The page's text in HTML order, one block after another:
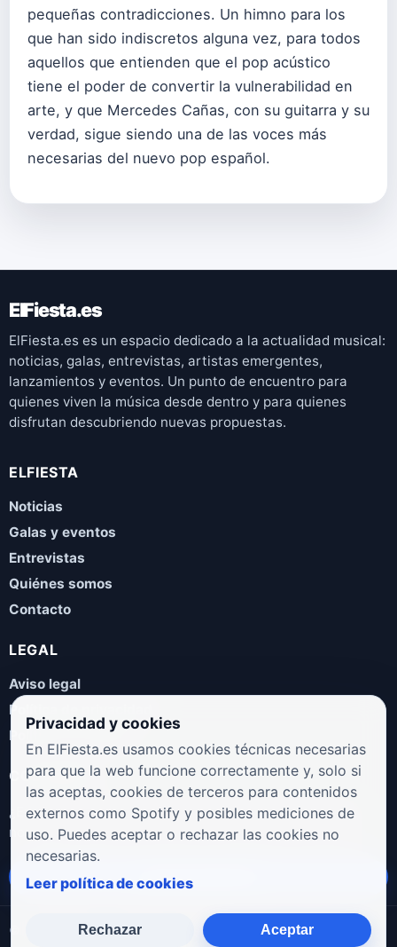
pequeñas contradicciones. Un himno para los
que han sido indiscretos alguna vez, para todos
aquellos que entienden que el pop acústico
tiene el poder de convertir la vulnerabilidad en
arte, y que Mercedes Cañas, con su guitarra y su
verdad, sigue siendo una de las voces más
necesarias del nuevo pop español.
ElFiesta.es
ElFiesta.es es un espacio dedicado a la actualidad musical:
noticias, galas, entrevistas, artistas emergentes,
lanzamientos y eventos. Un punto de encuentro para
quienes viven la música desde dentro y para quienes
disfrutan descubriendo nuevas propuestas.
ELFIESTA
Noticias
Galas y eventos
Entrevistas
Quiénes somos
Contacto
LEGAL
Aviso legal
Política de privacidad
Política de cookies
COLABORA
¿Eres artista, manager, sello o promotor? Envíanos tus
novedades, galas, entrevistas o propuestas musicales.
Enviar propuesta
© 2026 ElFiesta.es Noticias · Galas · Entrevistas · Música
Privacidad y cookies
En ElFiesta.es usamos cookies técnicas necesarias
para que la web funcione correctamente y, solo si
las aceptas, cookies de terceros para contenidos
externos como Spotify y posibles mediciones de
uso. Puedes aceptar o rechazar las cookies no
necesarias.
Leer política de cookies
Rechazar Aceptar